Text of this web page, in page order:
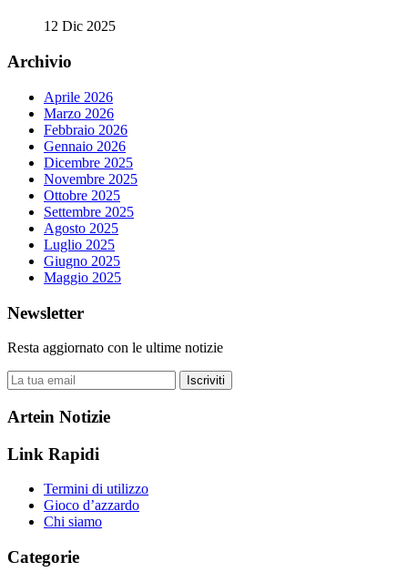
12 Dic 2025
Archivio
Aprile 2026
Marzo 2026
Febbraio 2026
Gennaio 2026
Dicembre 2025
Novembre 2025
Ottobre 2025
Settembre 2025
Agosto 2025
Luglio 2025
Giugno 2025
Maggio 2025
Newsletter
Resta aggiornato con le ultime notizie
Iscriviti
Artein Notizie
Link Rapidi
Termini di utilizzo
Gioco d’azzardo
Chi siamo
Categorie